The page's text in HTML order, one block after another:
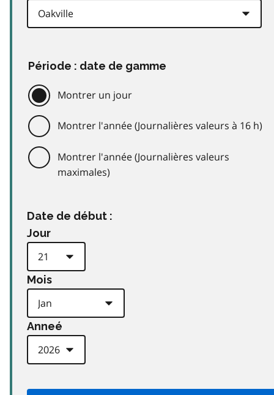
Période : date de gamme
Montrer un jour
Montrer l'année (Journalières valeurs à 16 h)
Montrer l'année (Journalières valeurs
maximales)
Date de début :
Jour
Mois
Anneé